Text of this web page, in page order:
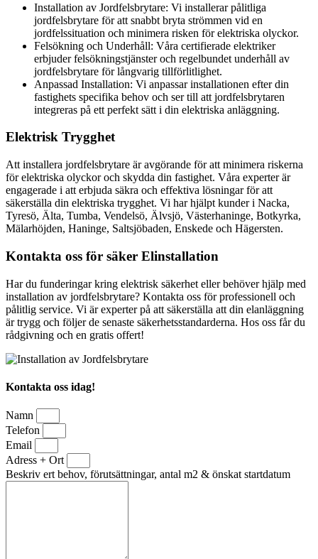
Installation av Jordfelsbrytare: Vi installerar pålitliga
jordfelsbrytare för att snabbt bryta strömmen vid en
jordfelssituation och minimera risken för elektriska olyckor.
Felsökning och Underhåll: Våra certifierade elektriker
erbjuder felsökningstjänster och regelbundet underhåll av
jordfelsbrytare för långvarig tillförlitlighet.
Anpassad Installation: Vi anpassar installationen efter din
fastighets specifika behov och ser till att jordfelsbrytaren
integreras på ett perfekt sätt i din elektriska anläggning.
Elektrisk Trygghet
Att installera jordfelsbrytare är avgörande för att minimera riskerna
för elektriska olyckor och skydda din fastighet. Våra experter är
engagerade i att erbjuda säkra och effektiva lösningar för att
säkerställa din elektriska trygghet. Vi har hjälpt kunder i Nacka,
Tyresö, Älta, Tumba, Vendelsö, Älvsjö, Västerhaninge, Botkyrka,
Mälarhöjden, Haninge, Saltsjöbaden, Enskede och Hägersten.
Kontakta oss för säker Elinstallation
Har du funderingar kring elektrisk säkerhet eller behöver hjälp med
installation av jordfelsbrytare? Kontakta oss för professionell och
pålitlig service. Vi är experter på att säkerställa att din elanläggning
är trygg och följer de senaste säkerhetsstandarderna. Hos oss får du
rådgivning och en gratis offert!
Kontakta oss idag!
Namn
Telefon
Email
Adress + Ort
Beskriv ert behov, förutsättningar, antal m2 & önskat startdatum